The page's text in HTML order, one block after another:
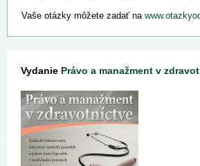
Vaše otázky môžete zadať na
Vydanie Právo a manažment v